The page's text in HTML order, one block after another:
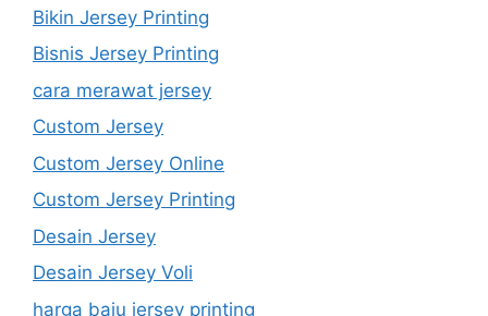
Bikin Jersey Printing
Bisnis Jersey Printing
cara merawat jersey
Custom Jersey
Custom Jersey Online
Custom Jersey Printing
Desain Jersey
Desain Jersey Voli
harga baju jersey printing